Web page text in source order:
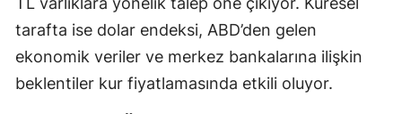
tarafta ise dolar endeksi, ABD’den gelen
ekonomik veriler ve merkez bankalarına ilişkin
beklentiler kur fiyatlamasında etkili oluyor.